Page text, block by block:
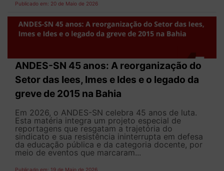
Publicado em: 20 de Maio de 2026
ANDES-SN 45 anos: A reorganização do
Setor das Iees, Imes e Ides e o legado da
greve de 2015 na Bahia
Em 2026, o ANDES-SN celebra 45 anos de luta.
Esta matéria integra um projeto especial de
reportagens que resgatam a trajetória do
sindicato e sua resistência ininterrupta em defesa
da educação pública e da categoria docente, por
meio de eventos que marcaram...
Publicado em: 19 de Maio de 2026